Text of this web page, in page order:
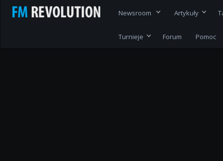
Newsroom Artykuły
Turnieje Forum Pomoc